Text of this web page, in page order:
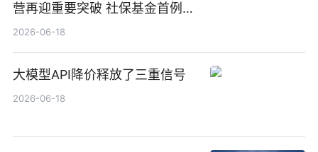
营再迎重要突破 社保基金首例期
货账户完成开立
2026-06-18
大模型API降价释放了三重信号
2026-06-18